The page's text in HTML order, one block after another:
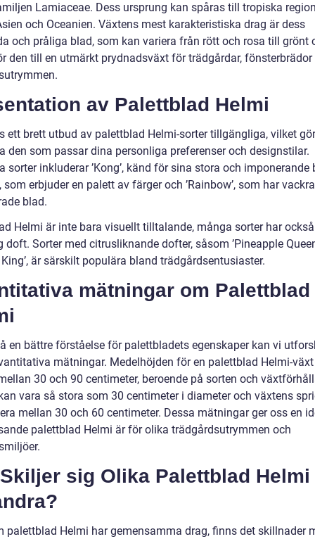
Lamiaceae. Dess ursprung kan spåras till tropiska
och Oceanien. Växtens mest karakteristiska drag är dess
och pråliga blad, som kan variera från rött och rosa till grönt
den till en utmärkt prydnadsväxt för trädgårdar, fönsterbrädor
av Palettblad Helmi
ett brett utbud av palettblad Helmi-sorter tillgängliga, vilket
den som passar dina personliga preferenser och designstilar.
sorter inkluderar ’Kong’, känd för sina stora och imponerande
som erbjuder en palett av färger och ’Rainbow’, som har vackra
blad.
Helmi är inte bara visuellt tilltalande, många sorter har
doft. Sorter med citrusliknande dofter, såsom ’Pineapple
King’, är särskilt populära bland trädgårdsentusiaster.
mätningar om Palettblad
en bättre förståelse för palettbladets egenskaper kan vi
mätningar. Medelhöjden för en palettblad Helmi-
30 och 90 centimeter, beroende på sorten och
vara så stora som 30 centimeter i diameter och växtens
mellan 30 och 60 centimeter. Dessa mätningar ger oss en
palettblad Helmi är för olika trädgårdsutrymmen och
sig Olika Palettblad Helmi
palettblad Helmi har gemensamma drag, finns det skillnader